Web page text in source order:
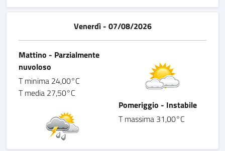
Venerdì - 07/08/2026
Mattino - Parzialmente
nuvoloso
T minima 24,00°C
T media 27,50°C
Pomeriggio - Instabile
T massima 31,00°C